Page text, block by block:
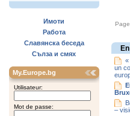
Имоти
Работа
Славянска беседа
Сълза и смях
My.Europe.bg
Utilisateur:
Mot de passe:
«
un
–